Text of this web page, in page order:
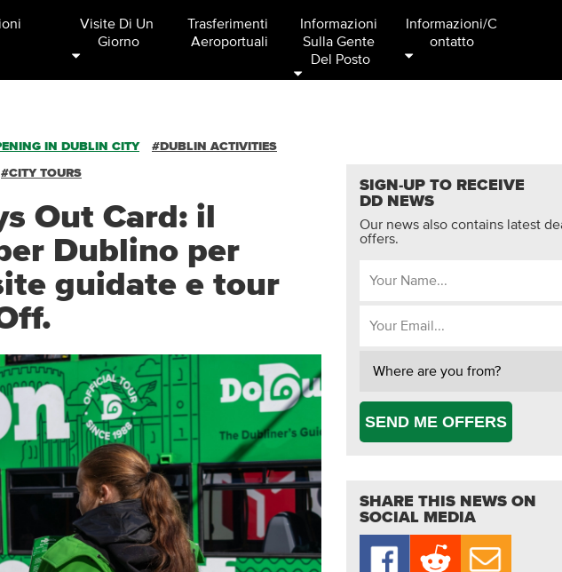
Visite Di Un
Giorno
Trasferimenti
Aeroportuali
Informazioni
Sulla Gente
Del Posto
Informazioni/C
Ontatto
IN DUBLIN CITY #DUBLIN ACTIVITIES
#CITY TOURS
Out Card: il
Dublino per
guidate e tour
SIGN-UP TO RECEIVE
DD NEWS
Our news also contains latest
offers.
SEND ME OFFERS
SHARE THIS NEWS ON
SOCIAL MEDIA